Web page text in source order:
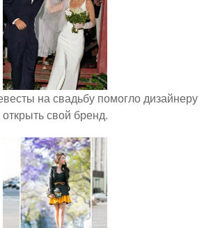
на свадьбу помогло дизайнеру
открыть свой бренд.